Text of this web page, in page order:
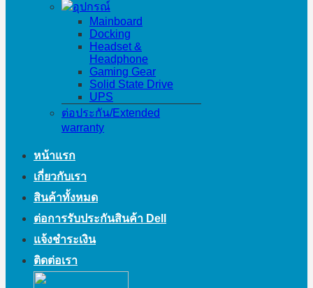
อุปกรณ์
Mainboard
Docking
Headset &
Headphone
Gaming Gear
Solid State Drive
UPS
ต่อประกัน/Extended
warranty
หน้าแรก
เกี่ยวกับเรา
สินค้าทั้งหมด
ต่อการรับประกันสินค้า Dell
แจ้งชำระเงิน
ติดต่อเรา